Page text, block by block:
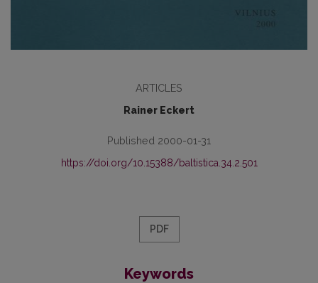
ARTICLES
Rainer Eckert
Published 2000-01-31
https://doi.org/10.15388/baltistica.34.2.501
PDF
Keywords